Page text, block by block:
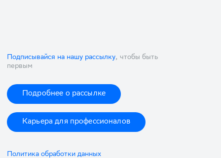
Подписывайся на нашу рассылку, чтобы быть
первым
Подробнее о рассылке
Карьера для профессионалов
Политика обработки данных